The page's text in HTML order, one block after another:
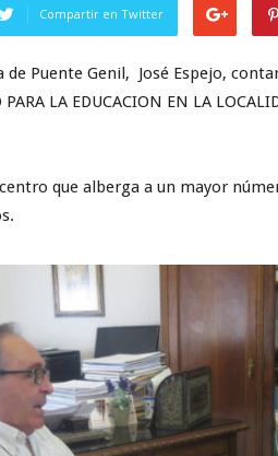
Compartir en Twitter
Puente Genil, José Espejo,
PARA LA EDUCACION EN LA
que alberga a un mayor